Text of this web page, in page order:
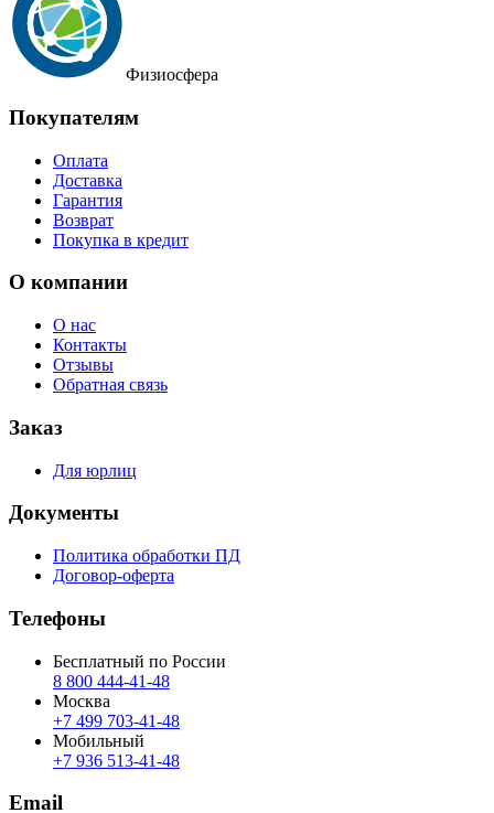
Физиосфера
Покупателям
Оплата
Доставка
Гарантия
Возврат
Покупка в кредит
О компании
О нас
Контакты
Отзывы
Обратная связь
Заказ
Для юрлиц
Документы
Политика обработки ПД
Договор-оферта
Телефоны
Бесплатный по России
8 800 444‑41‑48
Москва
+7 499 703‑41‑48
Мобильный
+7 936 513‑41‑48
Email